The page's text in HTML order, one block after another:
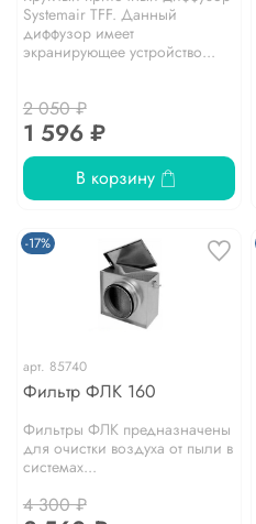
Systemair TFF. Данный
диффузор имеет
экранирующее устройство...
2 050 ₽
1 596 ₽
В корзину
-17%
арт. 85740
Фильтр ФЛК 160
Фильтры ФЛК предназначены
для очистки воздуха от пыли в
системах...
4 300 ₽